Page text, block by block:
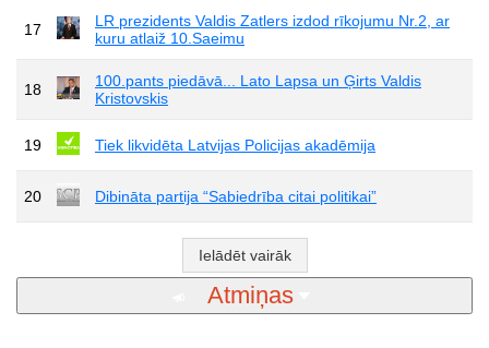
17
LR prezidents Valdis Zatlers izdod rīkojumu Nr.2, ar
kuru atlaiž 10.Saeimu
18
100.pants piedāvā... Lato Lapsa un Ģirts Valdis
Kristovskis
19 Tiek likvidēta Latvijas Policijas akadēmija
20 Dibināta partija “Sabiedrība citai politikai”
Ielādēt vairāk
Atmiņas